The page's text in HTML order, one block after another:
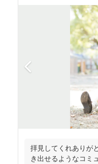
拝見してくれありが
き出せるようなコミ